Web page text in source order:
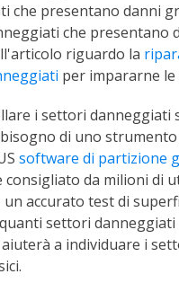
che presentano danni
che presentano
riguardo la
per impararne le
i settori danneggiati
di uno
software di partizione
consigliato da milioni di
accurato test di
settori
a individuare i